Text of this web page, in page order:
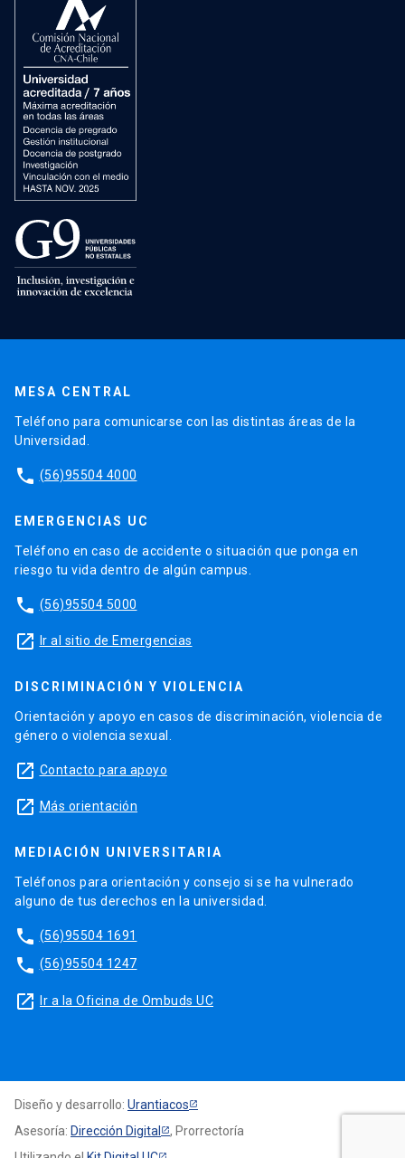
MESA CENTRAL
Teléfono para comunicarse con las distintas áreas de la
Universidad.
phone (56)95504 4000
EMERGENCIAS UC
Teléfono en caso de accidente o situación que ponga en
riesgo tu vida dentro de algún campus.
phone (56)95504 5000
launch Ir al sitio de Emergencias
DISCRIMINACIÓN Y VIOLENCIA
Orientación y apoyo en casos de discriminación, violencia de
género o violencia sexual.
launch Contacto para apoyo
launch Más orientación
MEDIACIÓN UNIVERSITARIA
Teléfonos para orientación y consejo si se ha vulnerado
alguno de tus derechos en la universidad.
phone (56)95504 1691
phone (56)95504 1247
launch Ir a la Oficina de Ombuds UC
Diseño y desarrollo: Urantiacos
Asesoría: Dirección Digital
, Prorrectoría